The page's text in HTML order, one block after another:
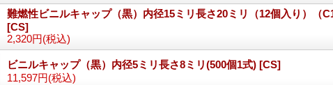
難燃性ビニルキャップ（黒）内径15ミリ長さ20ミリ（12個入り）（
[CS]
2,320円(税込)
ビニルキャップ（黒）内径5ミリ長さ8ミリ(500個1式) [CS]
11,597円(税込)